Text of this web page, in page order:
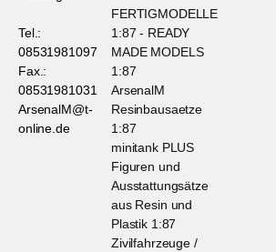
Tel.:
08531981097
Fax.:
08531981031
ArsenalM@t-
online.de
FERTIGMODELLE
1:87 - READY
MADE MODELS
1:87
ArsenalM
Resinbausaetze
1:87
minitank PLUS
Figuren und
Ausstattungsätze
aus Resin und
Plastik 1:87
Zivilfahrzeuge /